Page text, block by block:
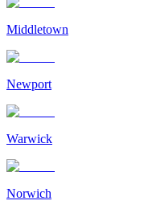
Middletown
Newport
Warwick
Norwich